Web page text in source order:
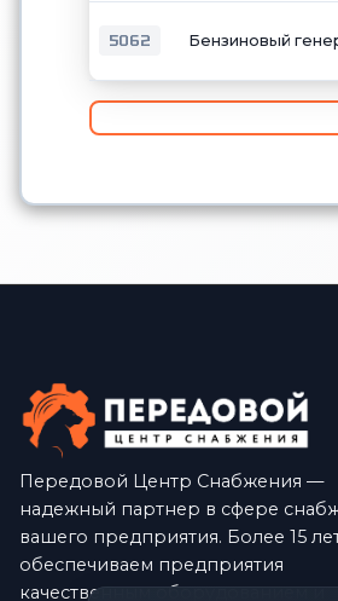
5062 Бензиновый
Передовой Центр Снабжения —
надежный партнер в сфере
вашего предприятия. Более 15
обеспечиваем предприятия
качественным оборудованием и